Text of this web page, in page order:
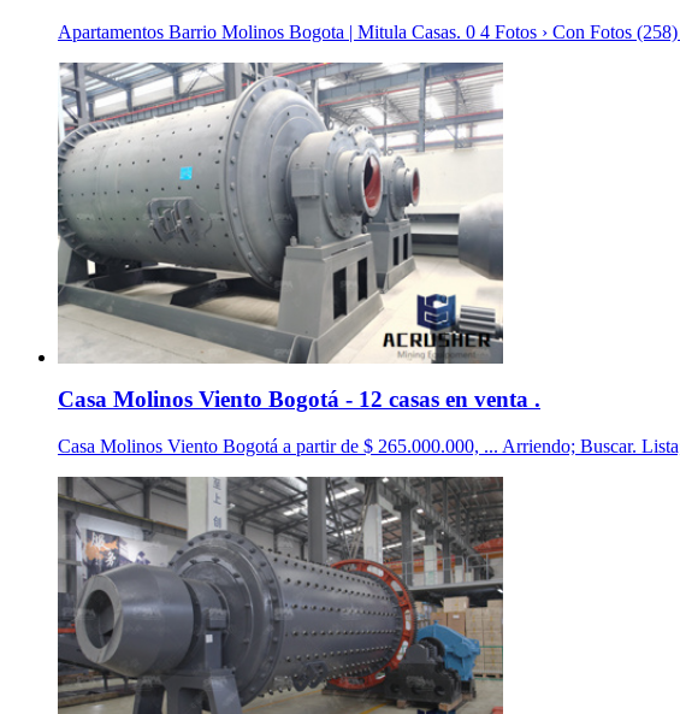
Apartamentos Barrio Molinos Bogota | Mitula Casas. 0 4 Fotos › Con Fotos
Casa Molinos Viento Bogotá - 12 casas en venta .
Casa Molinos Viento Bogotá a partir de $ 265.000.000, ... Arriendo; Buscar.